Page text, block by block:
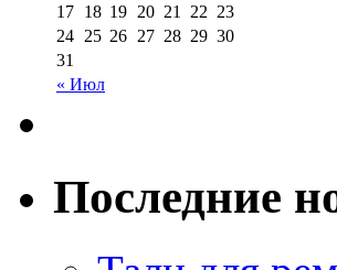
« Июл
17 18 19 20 21 22 23
24 25 26 27 28 29 30
31
Последние